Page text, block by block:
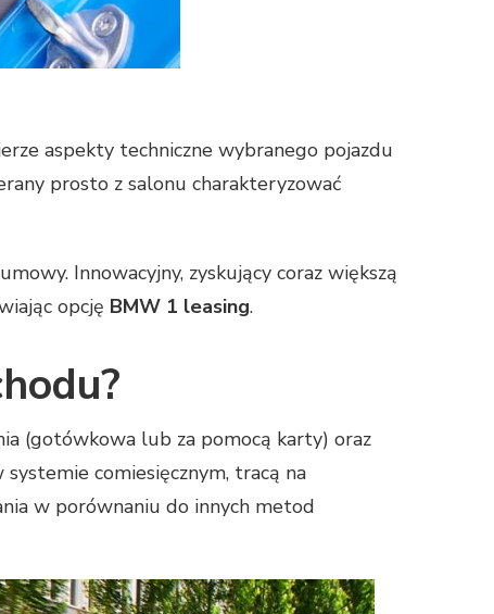
aspekty techniczne wybranego pojazdu
prosto z salonu charakteryzować
Innowacyjny, zyskujący coraz większą
opcję BMW 1 leasing.
(gotówkowa lub za pomocą karty) oraz
comiesięcznym, tracą na
w porównaniu do innych metod